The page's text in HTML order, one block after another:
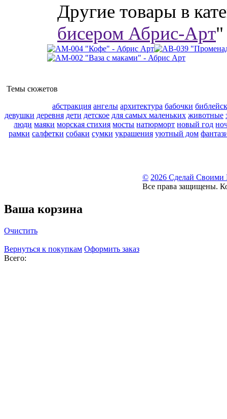
Другие товары в
бисером Абрис-Арт"
Темы сюжетов
абстракция ангелы архитектура бабочки
девушки деревня дети детское для самых маленьких животные
люди маяки морская стихия мосты натюрморт новый год
рамки салфетки собаки сумки украшения уютный дом
© 2026 Сделай Своими
Все права защищены.
Ваша корзина
Очистить
Вернуться к покупкам Оформить заказ
Всего: